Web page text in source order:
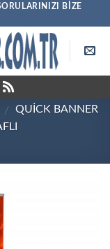
BIZE
/
QUICK BANNER